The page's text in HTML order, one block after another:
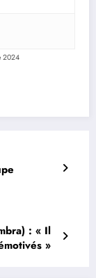
2024
: « Il
»